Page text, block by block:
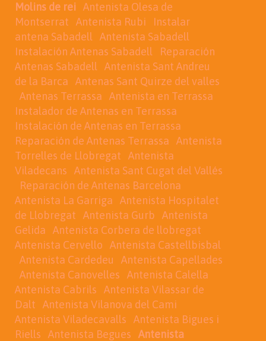
Molins de rei
Antenista Olesa de
Montserrat
Antenista Rubi
Instalar
antena Sabadell
Antenista Sabadell
Instalación Antenas Sabadell
Reparación
Antenas Sabadell
Antenista Sant Andreu
de la Barca
Antenas Sant Quirze del valles
Antenas Terrassa
Antenista en Terrassa
Instalador de Antenas en Terrassa
Instalación de Antenas en Terrassa
Reparación de Antenas Terrassa
Antenista
Torrelles de Llobregat
Antenista
Viladecans
Antenista Sant Cugat del Vallés
Reparación de Antenas Barcelona
Antenista La Garriga
Antenista Hospitalet
de Llobregat
Antenista Gurb
Antenista
Gelida
Antenista Corbera de llobregat
Antenista Cervello
Antenista Castellbisbal
Antenista Cardedeu
Antenista Capellades
Antenista Canovelles
Antenista Calella
Antenista Cabrils
Antenista Vilassar de
Dalt
Antenista Vilanova del Cami
Antenista Viladecavalls
Antenista Bigues i
Riells
Antenista Begues
Antenista